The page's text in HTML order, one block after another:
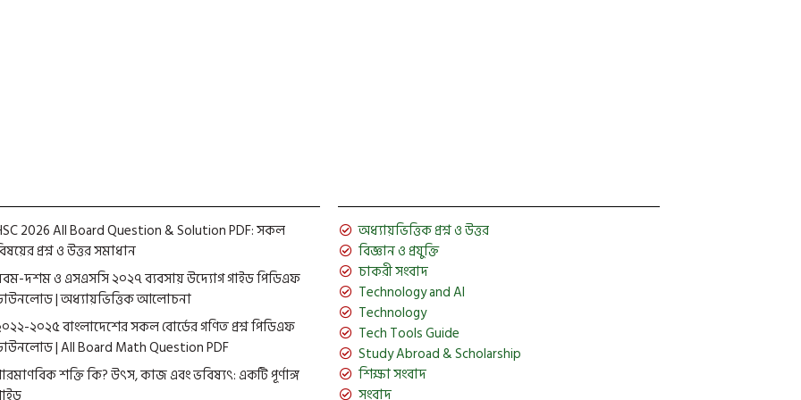
2026 All Board Question & Solution PDF: সকল
প্রশ্ন ও উত্তর সমাধান
দশম ও এসএসসি ২০২৭ ব্যবসায় উদ্যোগ গাইড পিডিএফ
| অধ্যায়ভিত্তিক আলোচনা
২০২৫ বাংলাদেশের সকল বোর্ডের গণিত প্রশ্ন পিডিএফ
| All Board Math Question PDF
শক্তি কি? উৎস, কাজ এবং ভবিষ্যৎ: একটি পূর্ণাঙ্গ
অধ্যায়ভিত্তিক প্রশ্ন ও উত্তর
বিজ্ঞান ও প্রযুক্তি
চাকরী সংবাদ
Technology and AI
Technology
Tech Tools Guide
Study Abroad & Scholarship
শিক্ষা সংবাদ
সংবাদ